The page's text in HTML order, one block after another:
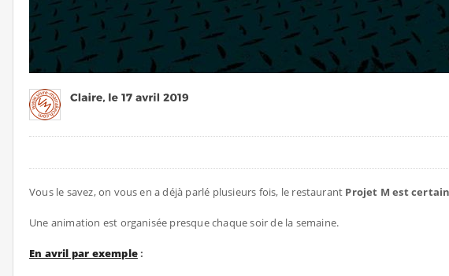
Vous le savez, on vous en a déjà parlé plusieurs fois, le restaurant Projet M est
Une animation est organisée presque chaque soir de la semaine.
En avril par exemple: